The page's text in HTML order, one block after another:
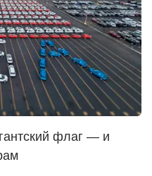
флаг — и